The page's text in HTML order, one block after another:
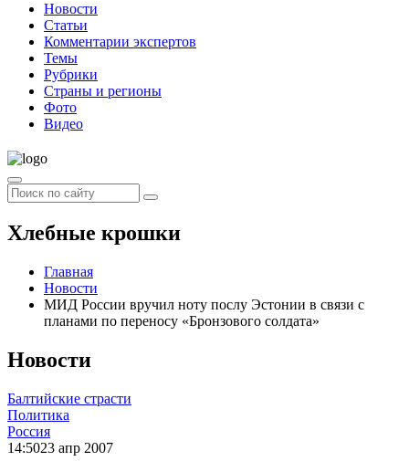
Новости
Статьи
Комментарии экспертов
Темы
Рубрики
Страны и регионы
Фото
Видео
Хлебные крошки
Главная
Новости
МИД России вручил ноту послу Эстонии в связи с
планами по переносу «Бронзового солдата»
Новости
Балтийские страсти
Политика
Россия
14:5023 апр 2007